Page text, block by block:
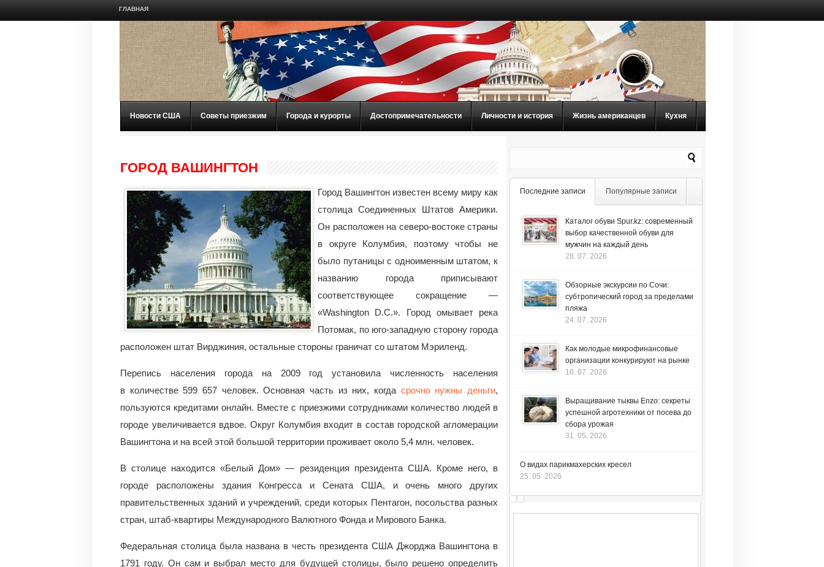
ГЛАВНАЯ
Новости США Советы приезжим Города и курорты Достопримечательности Личности и история Жизнь американцев Кухня
ГОРОД ВАШИНГТОН
Город Вашингтон известен всему миру как
столица Соединенных Штатов Америки.
Он расположен на северо-востоке страны
в округе Колумбия, поэтому чтобы не
было путаницы с одноименным штатом, к
названию города приписывают
соответствующее сокращение —
«Washington D.C.». Город омывает река
Потомак, по юго-западную сторону города
расположен штат Вирджиния, остальные стороны граничат со штатом Мэриленд.
Перепись населения города на 2009 год установила численность населения
в количестве 599 657 человек. Основная часть из них, когда срочно нужны деньги,
пользуются кредитами онлайн. Вместе с приезжими сотрудниками количество людей в
городе увеличивается вдвое. Округ Колумбия входит в состав городской агломерации
Вашингтона и на всей этой большой территории проживает около 5,4 млн. человек.
В столице находится «Белый Дом» — резиденция президента США. Кроме него, в
городе расположены здания Конгресса и Сената США, и очень много других
правительственных зданий и учреждений, среди которых Пентагон, посольства разных
стран, штаб-квартиры Международного Валютного Фонда и Мирового Банка.
Федеральная столица была названа в честь президента США Джорджа Вашингтона в
1791 году. Он сам и выбрал место для будущей столицы, было решено определить
Последние записи Популярные записи
Каталог обуви Spur.kz: современный
выбор качественной обуви для
мужчин на каждый день
28. 07. 2026
Обзорные экскурсии по Сочи:
субтропический город за пределами
пляжа
24. 07. 2026
Как молодые микрофинансовые
организации конкурируют на рынке
10. 07. 2026
Выращивание тыквы Enzo: секреты
успешной агротехники от посева до
сбора урожая
31. 05. 2026
О видах парикмахерских кресел
25. 05. 2026